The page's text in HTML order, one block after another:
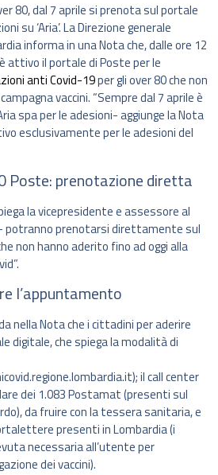
80, dal 7 aprile si prenota sul portale
su ‘Aria’. La Direzione generale
informa in una Nota che, dalle ore 12
attivo il portale di Poste per le
anti Covid-19per gli over 80 che non
vaccini. “Sempre dal 7 aprile è
spa per le adesioni- aggiunge la Nota
esclusivamente per le adesioni del
Poste: prenotazione diretta
la vicepresidente e assessore al
potranno prenotarsi direttamente sul
non hanno aderito fino ad oggi alla
l’appuntamento
nella Nota che i cittadini per aderire
digitale, che spiega la modalità di
il call center
dei 1.083 Postamat (presenti sul
da fruire con la tessera sanitaria, e
presenti in Lombardia (i
necessaria all’utente per
dei vaccini).